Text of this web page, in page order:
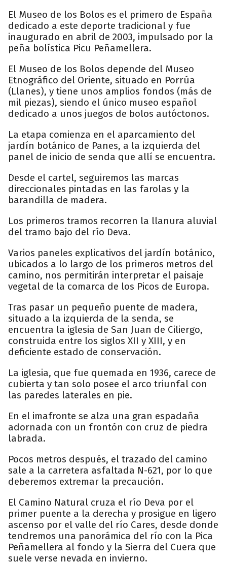
El Museo de los Bolos es el primero de España
dedicado a este deporte tradicional y fue
inaugurado en abril de 2003, impulsado por la
peña bolística Picu Peñamellera.
El Museo de los Bolos depende del Museo
Etnográfico del Oriente, situado en Porrúa
(Llanes), y tiene unos amplios fondos (más de
mil piezas), siendo el único museo español
dedicado a unos juegos de bolos autóctonos.
La etapa comienza en el aparcamiento del
jardín botánico de Panes, a la izquierda del
panel de inicio de senda que allí se encuentra.
Desde el cartel, seguiremos las marcas
direccionales pintadas en las farolas y la
barandilla de madera.
Los primeros tramos recorren la llanura aluvial
del tramo bajo del río Deva.
Varios paneles explicativos del jardín botánico,
ubicados a lo largo de los primeros metros del
camino, nos permitirán interpretar el paisaje
vegetal de la comarca de los Picos de Europa.
Tras pasar un pequeño puente de madera,
situado a la izquierda de la senda, se
encuentra la iglesia de San Juan de Ciliergo,
construida entre los siglos XII y XIII, y en
deficiente estado de conservación.
La iglesia, que fue quemada en 1936, carece de
cubierta y tan solo posee el arco triunfal con
las paredes laterales en pie.
En el imafronte se alza una gran espadaña
adornada con un frontón con cruz de piedra
labrada.
Pocos metros después, el trazado del camino
sale a la carretera asfaltada N-621, por lo que
deberemos extremar la precaución.
El Camino Natural cruza el río Deva por el
primer puente a la derecha y prosigue en ligero
ascenso por el valle del río Cares, desde donde
tendremos una panorámica del río con la Pica
Peñamellera al fondo y la Sierra del Cuera que
suele verse nevada en invierno.